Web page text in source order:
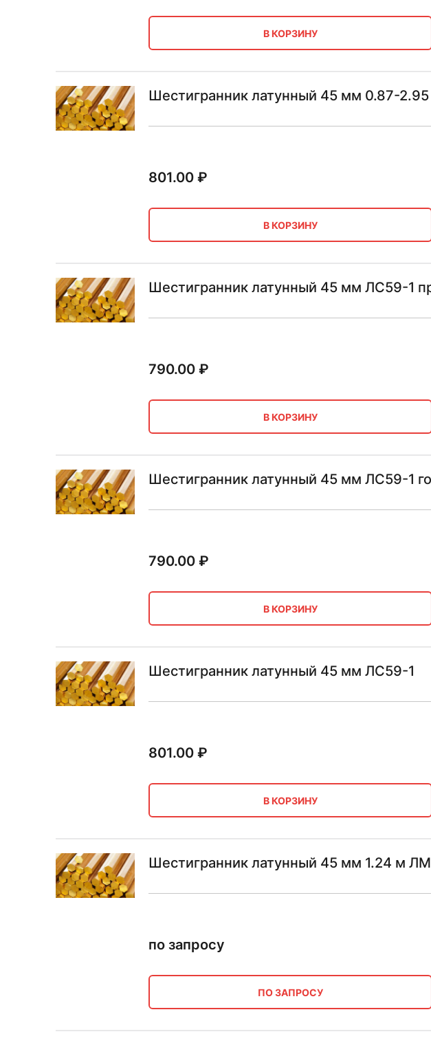
В КОРЗИНУ
Шестигранник латунный 45 мм 0.87-
801.00₽
В КОРЗИНУ
Шестигранник латунный 45 мм ЛС59-1
790.00₽
В КОРЗИНУ
Шестигранник латунный 45 мм ЛС59-1
790.00₽
В КОРЗИНУ
Шестигранник латунный 45 мм ЛС59-1
801.00₽
В КОРЗИНУ
Шестигранник латунный 45 мм 1.24 м
по запросу
ПО ЗАПРОСУ